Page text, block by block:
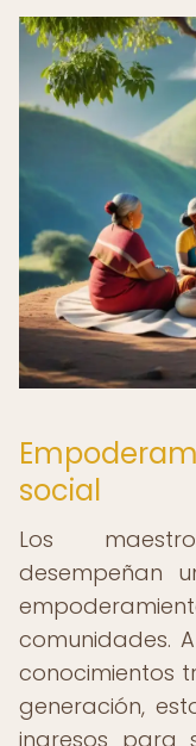
social
Los
desempeñan
comunidades.
conocimientos
generación,
ingresos para